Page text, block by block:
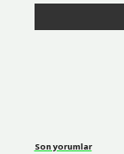
Son yorumlar